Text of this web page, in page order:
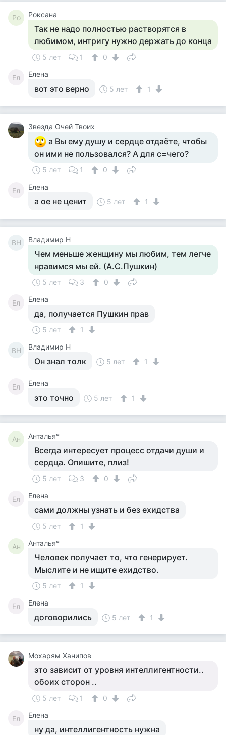
Ро Роксана
Так не надо полностью растворятся в
любимом, интригу нужно держать до конца
5 лет 1 0
Ел Елена
вот это верно 5 лет 1
Звезда Очей Твоих
а Вы ему душу и сердце отдаёте, чтобы
он ими не пользовался? А для с=чего?
5 лет 1 0
Ел Елена
а ое не ценит 5 лет 1
ВН Владимир Н
Чем меньше женщину мы любим, тем легче
нравимся мы ей. (А.С.Пушкин)
5 лет 3 0
Ел Елена
да, получается Пушкин прав
5 лет 1
ВН Владимир Н
Он знал толк 5 лет 1
Ел Елена
это точно 5 лет 1
Ан Анталья*
Всегда интересует процесс отдачи души и
сердца. Опишите, плиз!
5 лет 3 0
Ел Елена
сами должны узнать и без ехидства
5 лет 1
Ан Анталья*
Человек получает то, что генерирует.
Мыслите и не ищите ехидство.
5 лет 1
Ел Елена
договорились 5 лет 1
Мохарям Ханипов
это зависит от уровня интеллигентности..
обоих сторон ..
5 лет 1 0
Ел Елена
ну да, интеллигентность нужна